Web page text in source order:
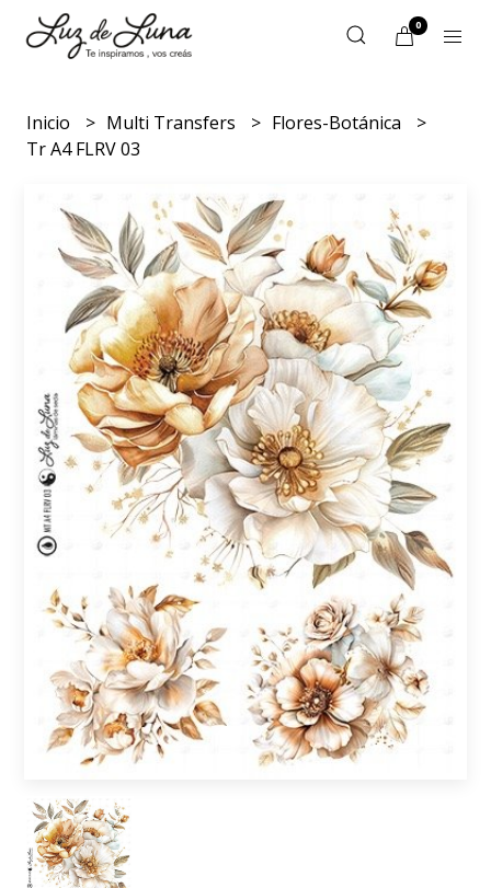
0
Inicio Multi Transfers
Flores-Botánica
Tr A4 FLRV 03